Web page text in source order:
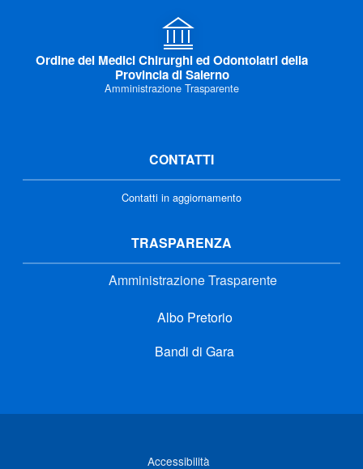
Ordine dei Medici Chirurghi ed Odontoiatri della
Provincia di Salerno
Amministrazione Trasparente
CONTATTI
Contatti in aggiornamento
TRASPARENZA
Amministrazione Trasparente
Albo Pretorio
Bandi di Gara
Accessibilità